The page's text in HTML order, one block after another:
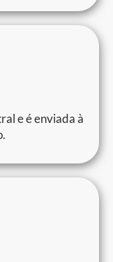
e é enviada à